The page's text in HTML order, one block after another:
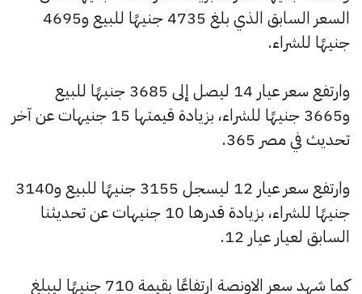
السعر السابق الذي بلغ 4735 جنيهًا للبيع و4695
جنيهًا للشراء.
وارتفع سعر عيار 14 ليصل إلى 3685 جنيهًا للبيع
و3665 جنيهًا للشراء، بزيادة قيمتها 15 جنيهات عن آخر
تحديث في مصر 365.
وارتفع سعر عيار 12 ليسجل 3155 جنيهًا للبيع و3140
جنيهًا للشراء، بزيادة قدرها 10 جنيهات عن تحديثنا
السابق لعيار عيار 12.
كما شهد سعر الاونصة ارتفاعًا بقيمة 710 جنيهًا ليبلغ